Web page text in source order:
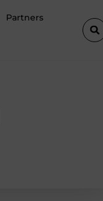
Partners